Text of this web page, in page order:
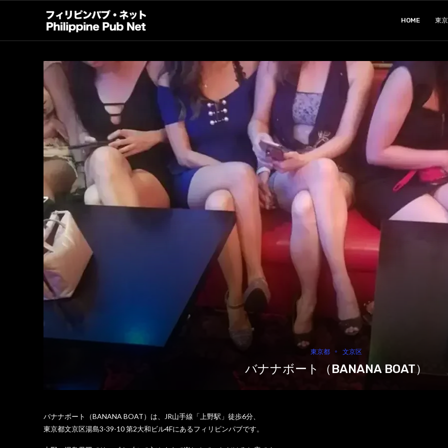
HOME 東
東京都 文京区
バナナボート（BANANA BOAT）
バナナボート（BANANA BOAT）は、JR山手線「上野駅」徒歩6分、
東京都文京区湯島3-39-10 第2大和ビル4Fにあるフィリピンパブです。